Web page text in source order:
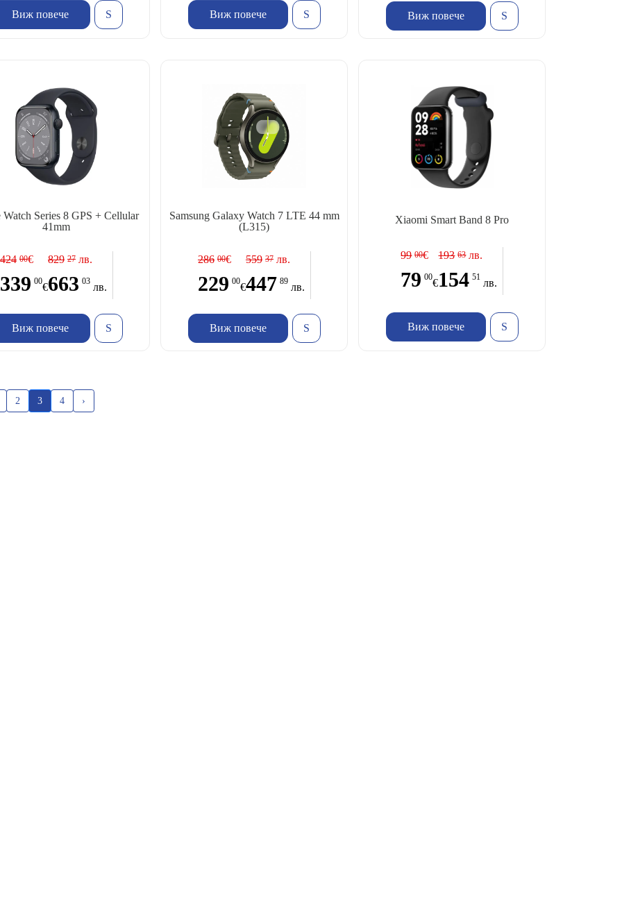
Виж повече Виж повече Виж повече
Series 8 GPS + Cellular
41mm
424 00€
339 00€
829 27лв.
663 03лв.
Виж повече
Samsung Galaxy Watch 7 LTE 44 mm
(L315)
286 00€
229 00€
559 37лв.
447 89 лв.
Виж повече
Xiaomi Smart Band 8 Pro
99 00€
79 00€
193 63лв.
154 51 лв.
Виж повече
2 3 4 ›